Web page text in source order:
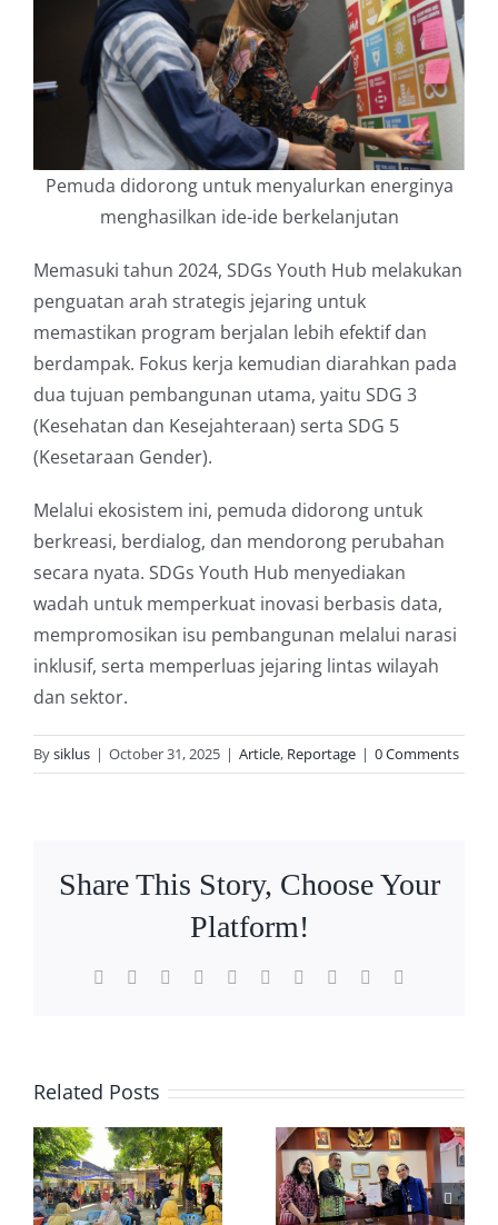
Pemuda didorong untuk menyalurkan energinya
menghasilkan ide-ide berkelanjutan
Memasuki tahun 2024, SDGs Youth Hub melakukan
penguatan arah strategis jejaring untuk
memastikan program berjalan lebih efektif dan
berdampak. Fokus kerja kemudian diarahkan pada
dua tujuan pembangunan utama, yaitu SDG 3
(Kesehatan dan Kesejahteraan) serta SDG 5
(Kesetaraan Gender).
Melalui ekosistem ini, pemuda didorong untuk
berkreasi, berdialog, dan mendorong perubahan
secara nyata. SDGs Youth Hub menyediakan
wadah untuk memperkuat inovasi berbasis data,
mempromosikan isu pembangunan melalui narasi
inklusif, serta memperluas jejaring lintas wilayah
dan sektor.
Bysiklus | October 31, 2025 | Article, Reportage | 0 Comments
Share This Story, Choose Your
Platform!
Facebook
TwitterReddit LinkedInWhatsApp
TumblrPinterest Xing
Related Posts